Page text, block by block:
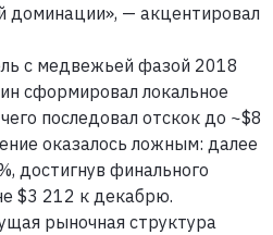
доминации», — акцентировал
с медвежьей фазой 2018
сформировал локальное
последовал отскок до ~$8
оказалось ложным: далее
достигнув финального
$3 212 к декабрю.
рыночная структура